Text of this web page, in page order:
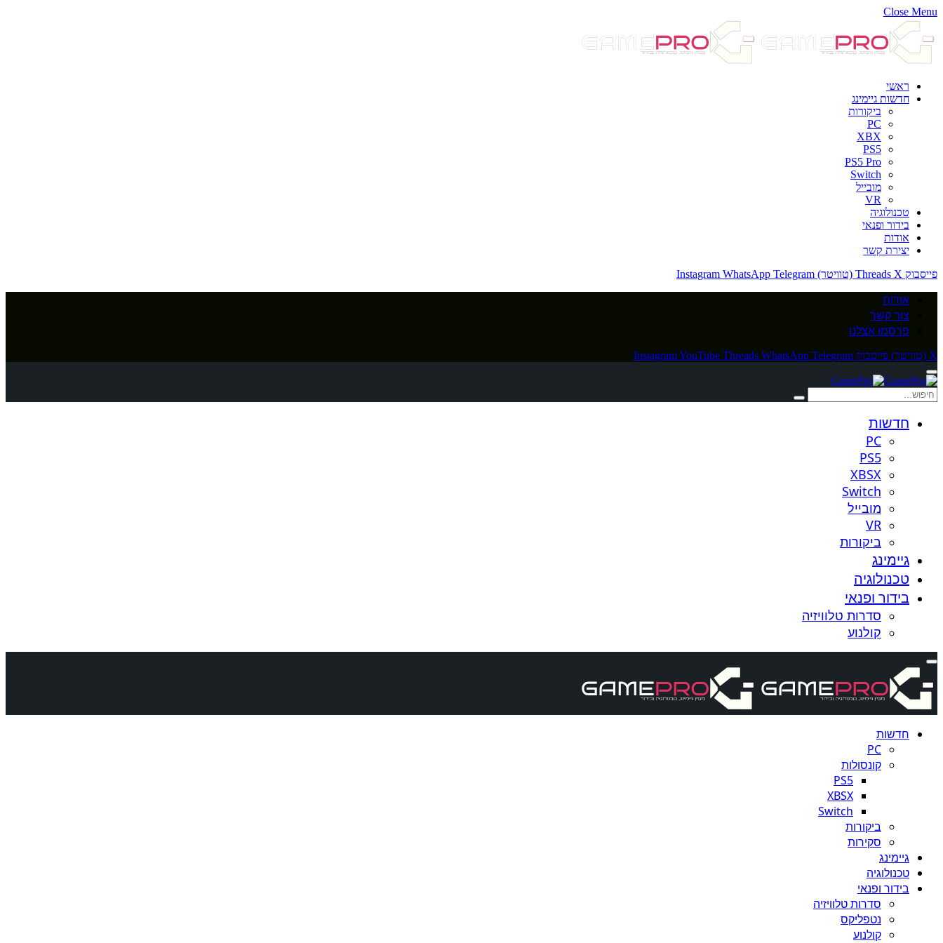
Close Menu
ראשי
חדשות גיימינג
ביקורות
PC
XBX
PS5
PS5 Pro
Switch
מובייל
VR
טכנולוגיה
בידור ופנאי
אודות
יצירת קשר
פייסבוק
Threads X (טוויטר) Instagram WhatsApp Telegram
אודות
צור קשר
פרסמו אצלנו
X (טוויטר) פייסבוק InstagramYouTube Threads WhatsApp Telegram
חדשות
PC
PS5
XBSX
Switch
מובייל
VR
ביקורות
גיימינג
טכנולוגיה
בידור ופנאי
סדרות טלוויזיה
קולנוע
חדשות
PC
קונסולות
PS5
XBSX
Switch
ביקורות
סקירות
גיימינג
טכנולוגיה
בידור ופנאי
סדרות טלוויזיה
נטפליקס
קולנוע